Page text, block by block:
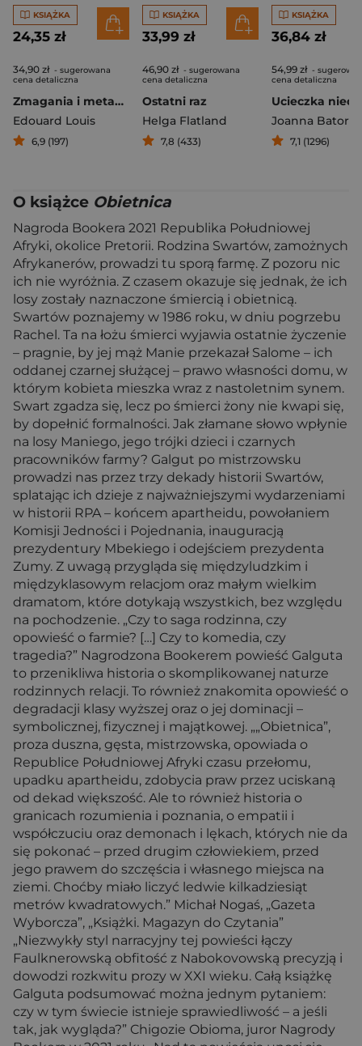
KSIĄŻKA
24,35 zł
34,90 zł - sugerowana
cena detaliczna
Zmagania i metamorfozy kobiety
Edouard Louis
6,9 (197)
KSIĄŻKA
33,99 zł
46,90 zł - sugerowana
cena detaliczna
Ostatni raz
Helga Flatland
7,8 (433)
KSIĄŻKA
36,84 zł
54,99 zł -
cena detaliczna
Joanna Bator
7,1 (1296)
O książce Obietnica
Nagroda Bookera 2021 Republika Południowej
Afryki, okolice Pretorii. Rodzina Swartów, zamożnych
Afrykanerów, prowadzi tu sporą farmę. Z pozoru nic
ich nie wyróżnia. Z czasem okazuje się jednak, że ich
losy zostały naznaczone śmiercią i obietnicą.
Swartów poznajemy w 1986 roku, w dniu pogrzebu
Rachel. Ta na łożu śmierci wyjawia ostatnie życzenie
– pragnie, by jej mąż Manie przekazał Salome – ich
oddanej czarnej służącej – prawo własności domu, w
którym kobieta mieszka wraz z nastoletnim synem.
Swart zgadza się, lecz po śmierci żony nie kwapi się,
by dopełnić formalności. Jak złamane słowo wpłynie
na losy Maniego, jego trójki dzieci i czarnych
pracowników farmy? Galgut po mistrzowsku
prowadzi nas przez trzy dekady historii Swartów,
splatając ich dzieje z najważniejszymi wydarzeniami
w historii RPA – końcem apartheidu, powołaniem
Komisji Jedności i Pojednania, inauguracją
prezydentury Mbekiego i odejściem prezydenta
Zumy. Z uwagą przygląda się międzyludzkim i
międzyklasowym relacjom oraz małym wielkim
dramatom, które dotykają wszystkich, bez względu
na pochodzenie. „Czy to saga rodzinna, czy
opowieść o farmie? […] Czy to komedia, czy
tragedia?” Nagrodzona Bookerem powieść Galguta
to przenikliwa historia o skomplikowanej naturze
rodzinnych relacji. To również znakomita opowieść o
degradacji klasy wyższej oraz o jej dominacji –
symbolicznej, fizycznej i majątkowej. „„Obietnica”,
proza duszna, gęsta, mistrzowska, opowiada o
Republice Południowej Afryki czasu przełomu,
upadku apartheidu, zdobycia praw przez uciskaną
od dekad większość. Ale to również historia o
granicach rozumienia i poznania, o empatii i
współczuciu oraz demonach i lękach, których nie da
się pokonać – przed drugim człowiekiem, przed
jego prawem do szczęścia i własnego miejsca na
ziemi. Choćby miało liczyć ledwie kilkadziesiąt
metrów kwadratowych.” Michał Nogaś, „Gazeta
Wyborcza”, „Książki. Magazyn do Czytania”
„Niezwykły styl narracyjny tej powieści łączy
Faulknerowską obfitość z Nabokovowską precyzją i
dowodzi rozkwitu prozy w XXI wieku. Całą książkę
Galguta podsumować można jednym pytaniem:
czy w tym świecie istnieje sprawiedliwość – a jeśli
tak, jak wygląda?” Chigozie Obioma, juror Nagrody